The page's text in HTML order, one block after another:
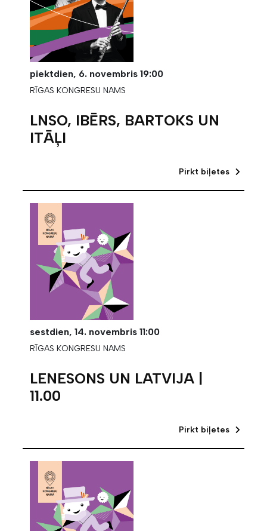
piektdien, 6. novembris 19:00
RĪGAS KONGRESU NAMS
LNSO, IBĒRS, BARTOKS UN
ITĀĻI
Pirkt biļetes
sestdien, 14. novembris 11:00
RĪGAS KONGRESU NAMS
LENESONS UN LATVIJA |
11.00
Pirkt biļetes